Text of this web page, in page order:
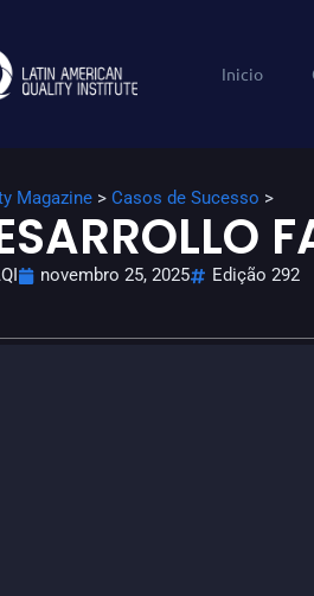
Inicio
Magazine > Casos de Sucesso >
novembro 25, 2025 Edição 292